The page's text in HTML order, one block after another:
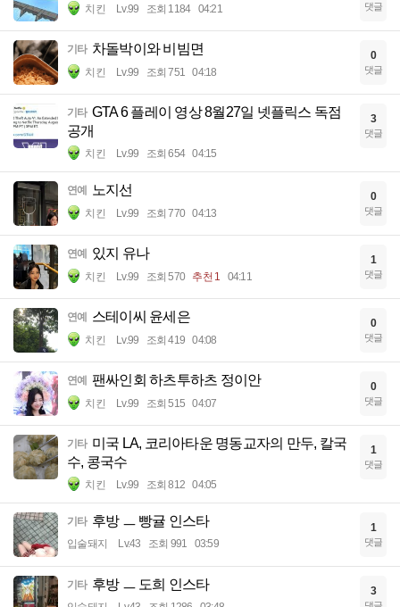
치킨 Lv.99 조회 1184 04:21 댓글
기타 차돌박이와 비빔면
치킨 Lv.99 조회 751 04:18
0
댓글
기타 GTA 6 플레이 영상 8월27일 넷플릭스 독점
공개
치킨 Lv.99 조회 654 04:15
3
댓글
연예 노지선
치킨 Lv.99 조회 770 04:13
0
댓글
연예 있지 유나
치킨 Lv.99 조회 570 추천 1 04:11
1
댓글
연예 스테이씨 윤세은
치킨 Lv.99 조회 419 04:08
0
댓글
연예 팬싸인회 하츠투하츠 정이안
치킨 Lv.99 조회 515 04:07
0
댓글
기타 미국 LA, 코리아타운 명동교자의 만두, 칼국
수, 콩국수
치킨 Lv.99 조회 812 04:05
1
댓글
기타 후방 ㅡ 빵귤 인스타
입술돼지 Lv.43 조회 991 03:59
1
댓글
기타 후방 ㅡ 도희 인스타 3